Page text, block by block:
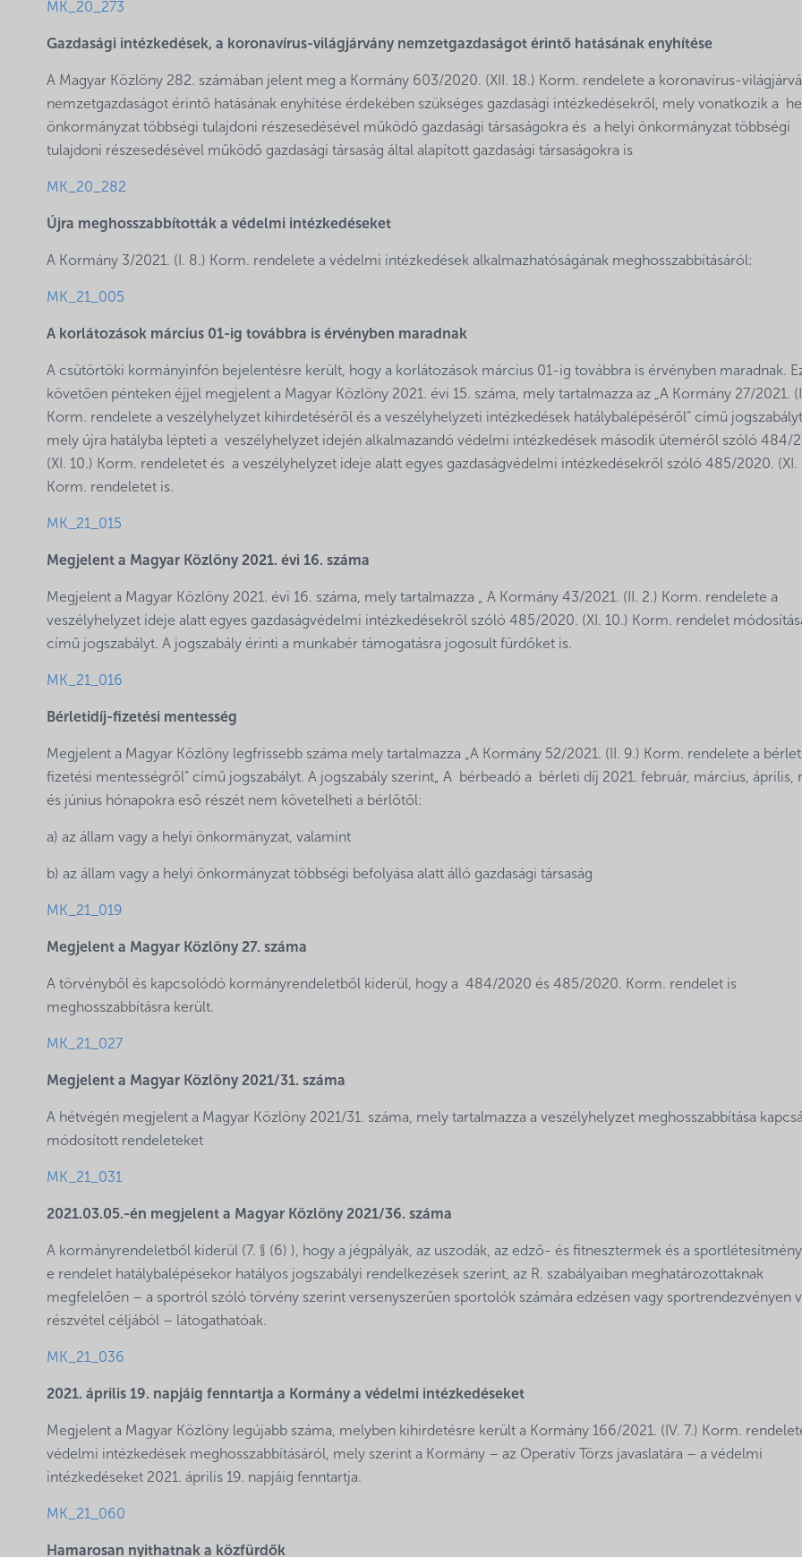
MK_20_273
Gazdasági intézkedések, a koronavírus-világjárvány nemzetgazdaságot érintő hatásának enyhítése
A Magyar Közlöny 282. számában jelent meg a Kormány 603/2020. (XII. 18.) Korm. rendelete a koronavírus-
nemzetgazdaságot érintő hatásának enyhítése érdekében szükséges gazdasági intézkedésekről, mely vonatkozik a
önkormányzat többségi tulajdoni részesedésével működő gazdasági társaságokra és a helyi önkormányzat többségi
tulajdoni részesedésével működő gazdasági társaság által alapított gazdasági társaságokra is
MK_20_282
Újra meghosszabbították a védelmi intézkedéseket
A Kormány 3/2021. (I. 8.) Korm. rendelete a védelmi intézkedések alkalmazhatóságának meghosszabbításáról:
MK_21_005
A korlátozások március 01-ig továbbra is érvényben maradnak
A csütörtöki kormányinfón bejelentésre került, hogy a korlátozások március 01-ig továbbra is érvényben maradnak.
követően pénteken éjjel megjelent a Magyar Közlöny 2021. évi 15. száma, mely tartalmazza az „A Kormány 27/2021.
Korm. rendelete a veszélyhelyzet kihirdetéséről és a veszélyhelyzeti intézkedések hatálybalépéséről” című
mely újra hatályba lépteti a veszélyhelyzet idején alkalmazandó védelmi intézkedések második üteméről szóló 484/
(XI. 10.) Korm. rendeletet és a veszélyhelyzet ideje alatt egyes gazdaságvédelmi intézkedésekről szóló 485/2020. (XI.
Korm. rendeletet is.
MK_21_015
Megjelent a Magyar Közlöny 2021. évi 16. száma
Megjelent a Magyar Közlöny 2021. évi 16. száma, mely tartalmazza „ A Kormány 43/2021. (II. 2.) Korm. rendelete a
veszélyhelyzet ideje alatt egyes gazdaságvédelmi intézkedésekről szóló 485/2020. (XI. 10.) Korm. rendelet
című jogszabályt. A jogszabály érinti a munkabér támogatásra jogosult fürdőket is.
MK_21_016
Bérletidíj-fizetési mentesség
Megjelent a Magyar Közlöny legfrissebb száma mely tartalmazza „A Kormány 52/2021. (II. 9.) Korm. rendelete a
fizetési mentességről” című jogszabályt. A jogszabály szerint„ A bérbeadó a bérleti díj 2021. február, március, április,
és június hónapokra eső részét nem követelheti a bérlőtől:
a) az állam vagy a helyi önkormányzat, valamint
b) az állam vagy a helyi önkormányzat többségi befolyása alatt álló gazdasági társaság
MK_21_019
Megjelent a Magyar Közlöny 27. száma
A törvényből és kapcsolódó kormányrendeletből kiderül, hogy a 484/2020 és 485/2020. Korm. rendelet is
meghosszabbításra került.
MK_21_027
Megjelent a Magyar Közlöny 2021/31. száma
A hétvégén megjelent a Magyar Közlöny 2021/31. száma, mely tartalmazza a veszélyhelyzet meghosszabbítása
módosított rendeleteket
MK_21_031
2021.03.05.-én megjelent a Magyar Közlöny 2021/36. száma
A kormányrendeletből kiderül (7. § (6) ), hogy a jégpályák, az uszodák, az edző- és fitnesztermek és a
e rendelet hatálybalépésekor hatályos jogszabályi rendelkezések szerint, az R. szabályaiban meghatározottaknak
megfelelően – a sportról szóló törvény szerint versenyszerűen sportolók számára edzésen vagy sportrendezvényen
részvétel céljából – látogathatóak.
MK_21_036
2021. április 19. napjáig fenntartja a Kormány a védelmi intézkedéseket
Megjelent a Magyar Közlöny legújabb száma, melyben kihirdetésre került a Kormány 166/2021. (IV. 7.) Korm.
védelmi intézkedések meghosszabbításáról, mely szerint a Kormány – az Operatív Törzs javaslatára – a védelmi
intézkedéseket 2021. április 19. napjáig fenntartja.
MK_21_060
Hamarosan nyithatnak a közfürdők